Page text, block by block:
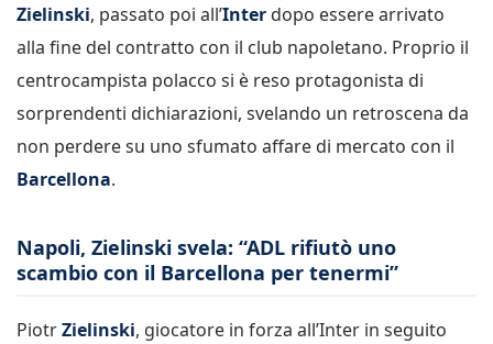
Zielinski, passato poi all’Inter dopo essere arrivato
alla fine del contratto con il club napoletano. Proprio il
centrocampista polacco si è reso protagonista di
sorprendenti dichiarazioni, svelando un retroscena da
non perdere su uno sfumato affare di mercato con il
Barcellona.
Napoli, Zielinski svela: “ADL rifiutò uno
scambio con il Barcellona per tenermi”
PiotrZielinski, giocatore in forza all’Inter in seguito